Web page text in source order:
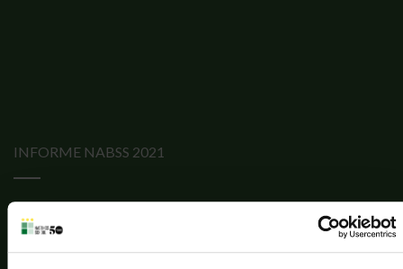
INFORME NABSS 2021
"La relación profesor-alumno es muy positiva y
contribuye a crear un entorno de aprendizaje
intencionado e inclusivo. Los alumnos y alumnas están